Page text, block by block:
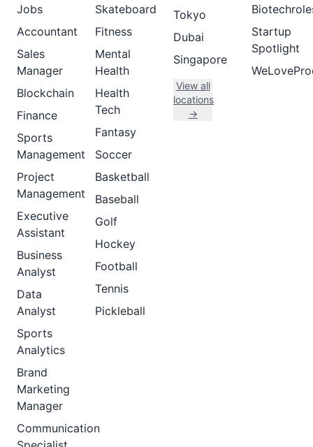
Jobs
Accountant
Sales
Manager
Blockchain
Finance
Sports
Management
Project
Management
Executive
Assistant
Business
Analyst
Data
Analyst
Sports
Analytics
Brand
Marketing
Manager
Communication
Skateboard
Fitness
Mental
Health
Health
Tech
Fantasy
Soccer
Basketball
Baseball
Golf
Hockey
Football
Tennis
Pickleball
Tokyo
Dubai
Singapore
View all
locations
→
Startup
Spotlight